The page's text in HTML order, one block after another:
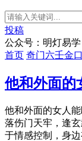
投稿
公众号：明灯易学
首页 奇门六壬金
他和外面的
他和外面的女人
落伤门天牢，逢
于情感控制，身